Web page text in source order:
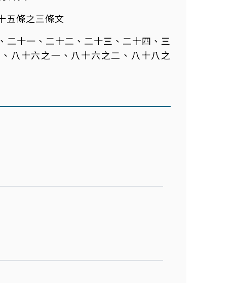
五條之三條文
十一、二十二、二十三、二十四、三
八十六之一、八十六之二、八十八之